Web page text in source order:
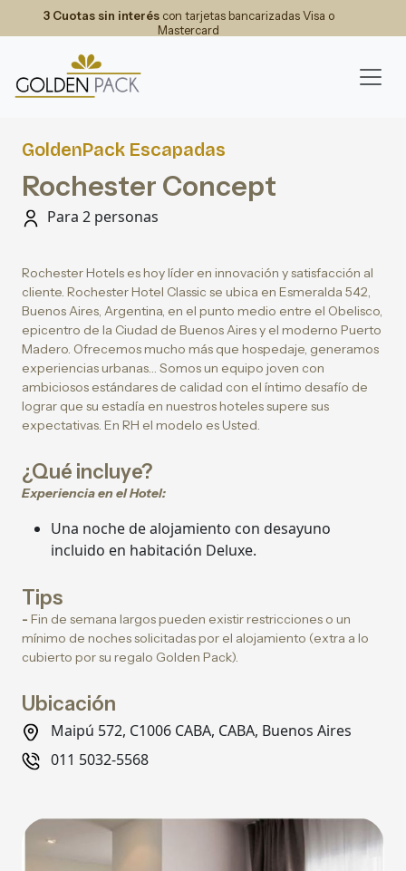
3 Cuotas sin interéscon tarjetas bancarizadas Visa o
Mastercard
GoldenPack Escapadas
Rochester Concept
Para 2 personas
Rochester Hotels es hoy líder en innovación y satisfacción al
cliente. Rochester Hotel Classic se ubica en Esmeralda 542,
Buenos Aires, Argentina, en el punto medio entre el Obelisco,
epicentro de la Ciudad de Buenos Aires y el moderno Puerto
Madero. Ofrecemos mucho más que hospedaje, generamos
experiencias urbanas… Somos un equipo joven con
ambiciosos estándares de calidad con el íntimo desafío de
lograr que su estadía en nuestros hoteles supere sus
expectativas. En RH el modelo es Usted.
¿Qué incluye?
Experiencia en el Hotel:
Una noche de alojamiento con desayuno
incluido en habitación Deluxe.
Tips
- Fin de semana largos pueden existir restricciones o un
mínimo de noches solicitadas por el alojamiento (extra a lo
cubierto por su regalo Golden Pack).
Ubicación
Maipú 572, C1006 CABA, CABA, Buenos Aires
011 5032-5568